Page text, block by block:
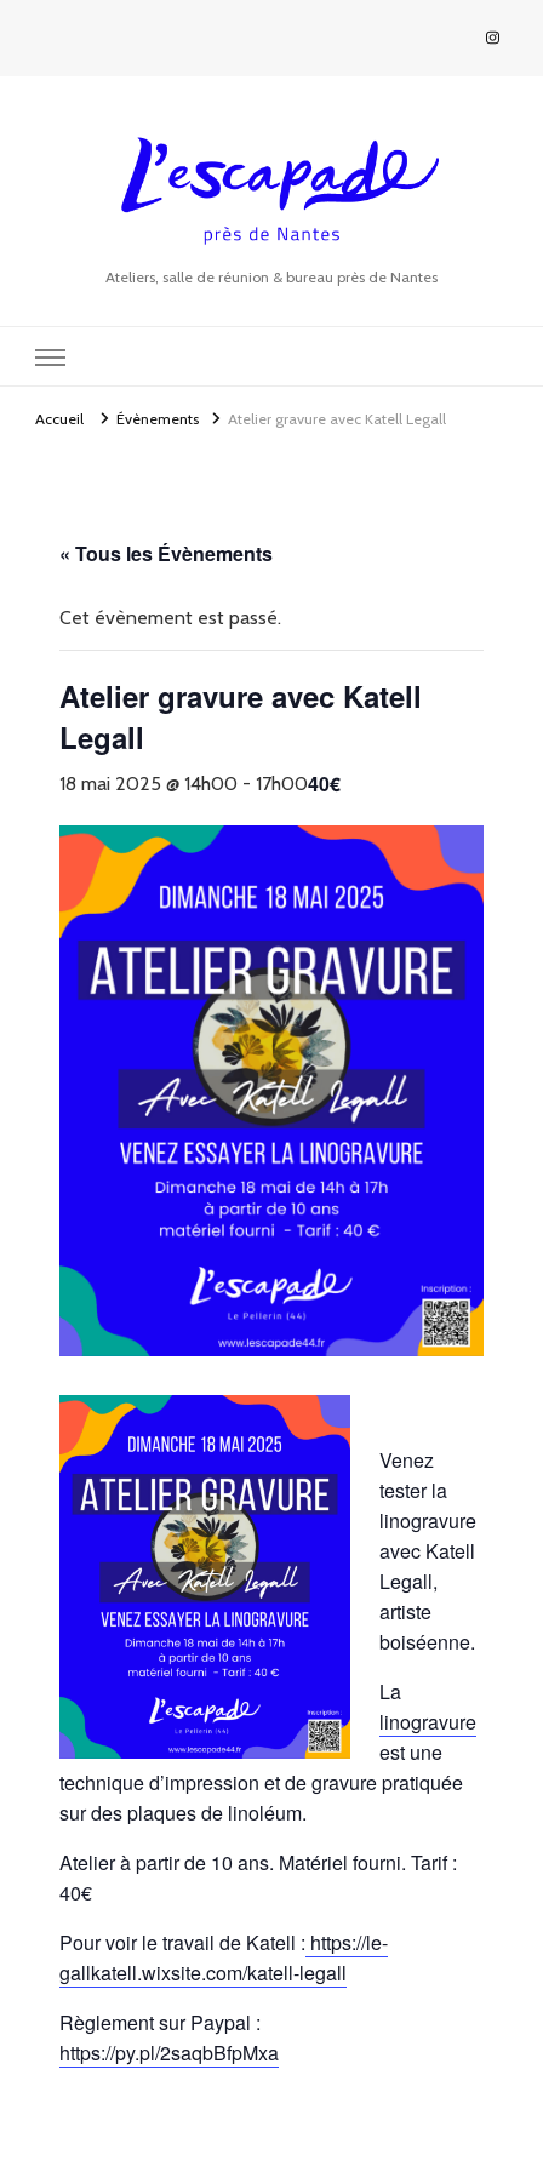
Ateliers, salle de réunion & bureau près de Nantes
Accueil Évènements Atelier gravure avec Katell Legall
« Tous les Évènements
Cet évènement est passé.
Atelier gravure avec Katell
Legall
18 mai 2025 @ 14h00 - 17h0040€
Venez
tester la
linogravure
avec Katell
Legall,
artiste
boiséenne.
La
linogravure
est une
technique d’impression et de gravure pratiquée
sur des plaques de linoléum.
Atelier à partir de 10 ans. Matériel fourni. Tarif :
40€
Pour voir le travail de Katell : https://le-
gallkatell.wixsite.com/katell-legall
Règlement sur Paypal :
https://py.pl/2saqbBfpMxa